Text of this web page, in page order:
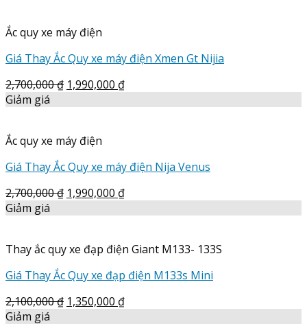
Ắc quy xe máy điện
Giá Thay Ắc Quy xe máy điện Xmen Gt Nijia
2,700,000₫ 1,990,000 ₫
Giảm giá
Ắc quy xe máy điện
Giá Thay Ắc Quy xe máy điện Nija Venus
2,700,000₫ 1,990,000 ₫
Giảm giá
Thay ắc quy xe đạp điện Giant M133- 133S
Giá Thay Ắc Quy xe đạp điện M133s Mini
2,100,000₫ 1,350,000 ₫
Giảm giá